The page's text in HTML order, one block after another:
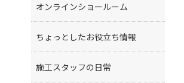
オンラインショールーム
ちょっとしたお役立ち情報
施工スタッフの日常